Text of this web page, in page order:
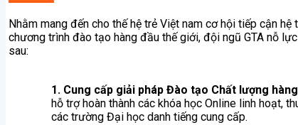
Nhằm mang đến cho thế hệ trẻ Việt nam cơ hội tiếp cận hệ
chương trình đào tạo hàng đầu thế giới, đội ngũ GTA nỗ
sau:
1. Cung cấp giải pháp Đào tạo Chất lượng
hỗ trợ hoàn thành các khóa học Online linh hoạt,
các trường Đại học danh tiếng cung cấp.